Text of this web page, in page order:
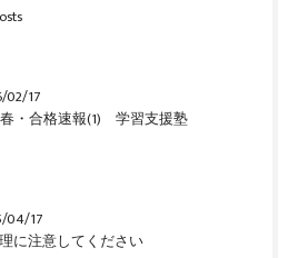
02/17
・合格速報(1) 学習支援塾
04/17
に注意してください